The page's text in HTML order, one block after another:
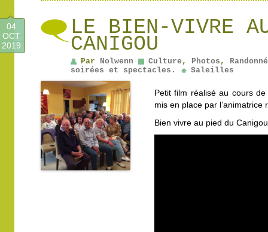
LE BIEN-VIVRE
CANIGOU
04
OCT
2019
Par Nolwenn Culture , Photos ,
soirées et spectacles . Saleilles
Petit film réaliséau cours de
mis en place par
Bien vivre au pied du